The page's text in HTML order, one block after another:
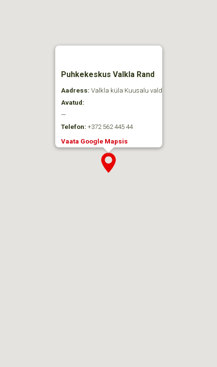
Puhkekeskus Valkla Rand
Aadress: Valkla küla Kuusalu vald
Avatud:
—
Telefon: +372 562 445 44
Vaata Google Mapsis